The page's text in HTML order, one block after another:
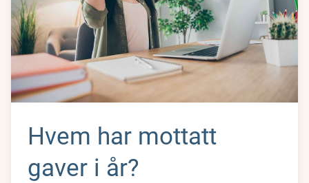
Hvem har mottatt
gaver i år?